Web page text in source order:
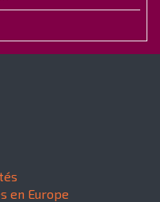
en Europe